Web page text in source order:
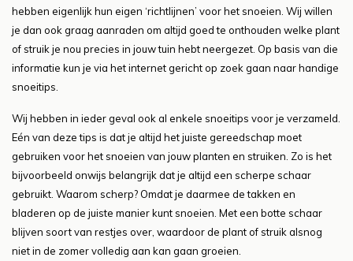
hebben eigenlijk hun eigen ‘richtlijnen’ voor het snoeien. Wij willen
je dan ook graag aanraden om altijd goed te onthouden welke plant
of struik je nou precies in jouw tuin hebt neergezet. Op basis van die
informatie kun je via het internet gericht op zoek gaan naar handige
snoeitips.
Wij hebben in ieder geval ook al enkele snoeitips voor je verzameld.
Eén van deze tips is dat je altijd het juiste gereedschap moet
gebruiken voor het snoeien van jouw planten en struiken. Zo is het
bijvoorbeeld onwijs belangrijk dat je altijd een scherpe schaar
gebruikt. Waarom scherp? Omdat je daarmee de takken en
bladeren op de juiste manier kunt snoeien. Met een botte schaar
blijven soort van restjes over, waardoor de plant of struik alsnog
niet in de zomer volledig aan kan gaan groeien.